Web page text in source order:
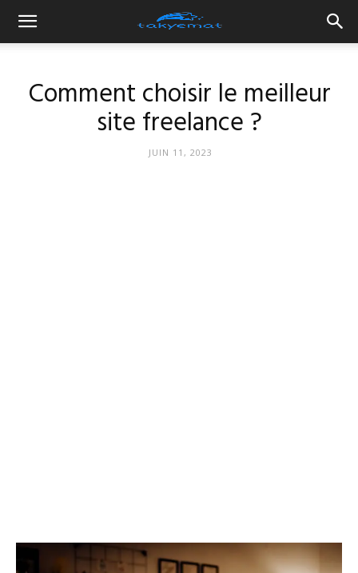
Comment choisir le meilleur
site freelance ?
JUIN 11, 2023